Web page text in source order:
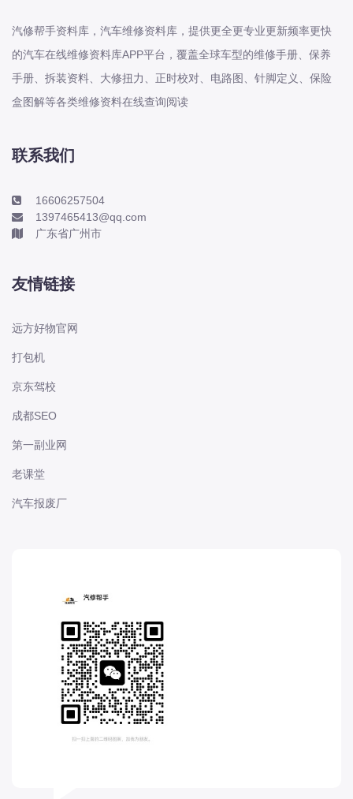
本田
本田-东风本田
本田-广州本田
本田-海外本田
标致
比亚迪
比亚迪
比速
传祺
昌河
曹操
长安-凯程
D
DS
DS
DS-进口
东南
东风富康
汽修帮手资料库，汽车维修资料库，提供更全更专业更新频率更快
的汽车在线维修资料库APP平台，覆盖全球车型的维修手册、保养
手册、拆装资料、大修扭力、正时校对、电路图、针脚定义、保险
盒图解等各类维修资料在线查询阅读
联系我们
16606257504
1397465413@qq.com
广东省广州市
友情链接
远方好物官网
打包机
京东驾校
成都SEO
第一副业网
老课堂
汽车报废厂